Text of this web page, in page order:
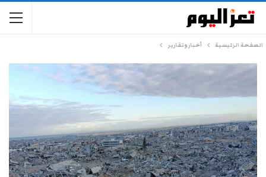
الصفحة الرئيسية أخبار وتقارير